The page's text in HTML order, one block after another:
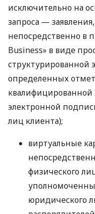
исключительно на
запроса —
непосредственно в
Business» в виде
структурированной
определенных
квалифицированной
электронной
лиц клиента);
виртуальные
физического
юридического